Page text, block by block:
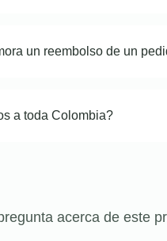
un reembolso de un
a toda Colombia?
acerca de este